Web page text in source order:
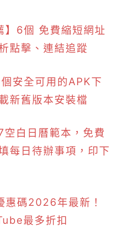
】6個 免費縮短網址
點擊、連結追蹤
安全可用的APK下
新舊版本安裝檔
白日曆範本，免費
每日待辦事項，印下
碼2026年最新！
最多折扣